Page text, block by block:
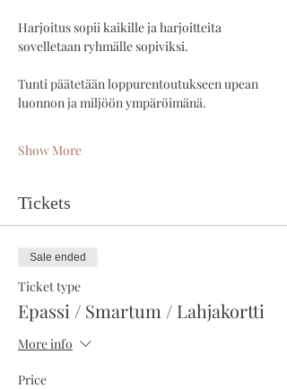
Harjoitus sopii kaikille ja harjoitteita
sovelletaan ryhmälle sopiviksi.
Tunti päätetään loppurentoutukseen upean
luonnon ja miljöön ympäröimänä.
Show More
Tickets
Sale ended
Ticket type
Epassi / Smartum / Lahjakortti
More info
Price